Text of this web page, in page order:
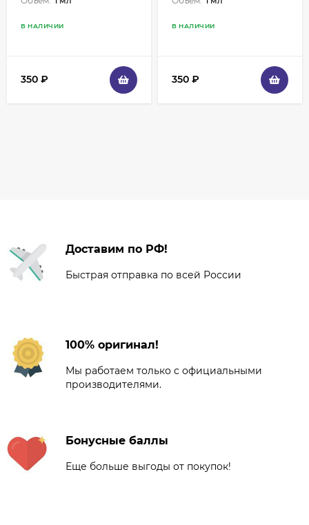
В НАЛИЧИИ
350 ₽
В НАЛИЧИИ
350 ₽
Доставим по РФ!
Быстрая отправка по всей России
100% оригинал!
Мы работаем только с официальными
производителями.
Бонусные баллы
Еще больше выгоды от покупок!